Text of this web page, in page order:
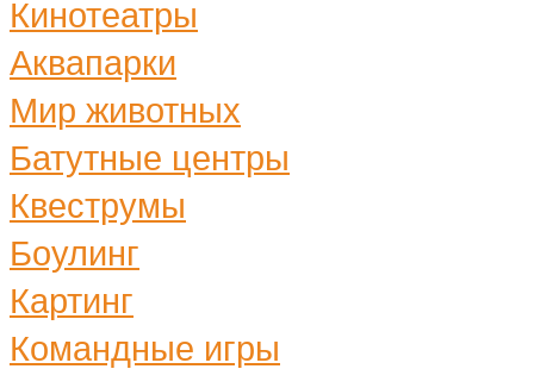
Кинотеатры
Аквапарки
Мир животных
Батутные центры
Квеструмы
Боулинг
Картинг
Командные игры